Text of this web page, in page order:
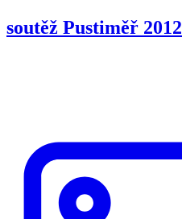
soutěž Pustiměř 2012